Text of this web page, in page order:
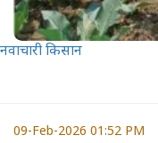
नवाचारी किसान
09-Feb-2026 01:52 PM